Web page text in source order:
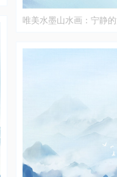
唯美水墨山水画：宁静